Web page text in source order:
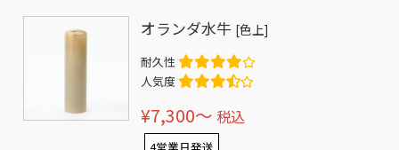
オランダ水牛 [色上]
耐久性
人気度
¥7,300〜 税込
4営業日発送